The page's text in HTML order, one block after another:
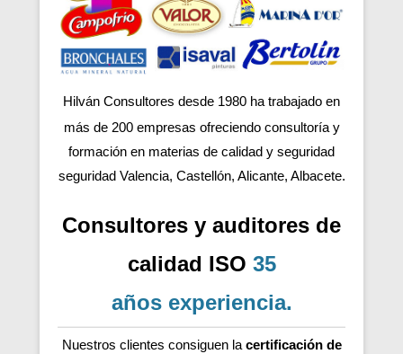
Hilván Consultores desde 1980 ha trabajado en
más de 200 empresas ofreciendo consultoría y
formación en materias de calidad y seguridad
seguridad Valencia, Castellón, Alicante, Albacete.
Consultores y auditores de
calidad ISO 35
años experiencia.
Nuestros clientes consiguen la certificación de